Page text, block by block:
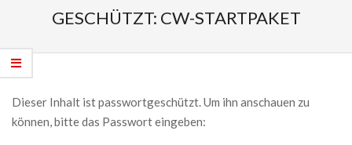
NavigationGESCHÜTZT: CW-STARTPAKET
Dieser Inhalt ist passwortgeschützt. Um ihn anschauen zu
können, bitte das Passwort eingeben: